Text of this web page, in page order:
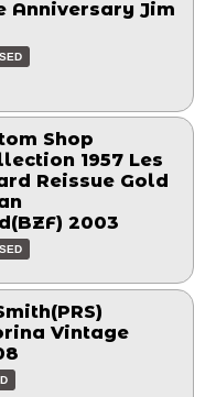
Anniversary Jim
Shop
1957 Les
Reissue Gold
2003
Vintage